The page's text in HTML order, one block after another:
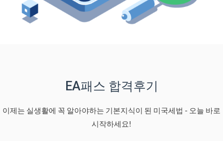
EA패스 합격후기
이제는 실생활에 꼭 알아야하는 기본지식이 된 미국세법 - 오늘 바로
시작하세요!